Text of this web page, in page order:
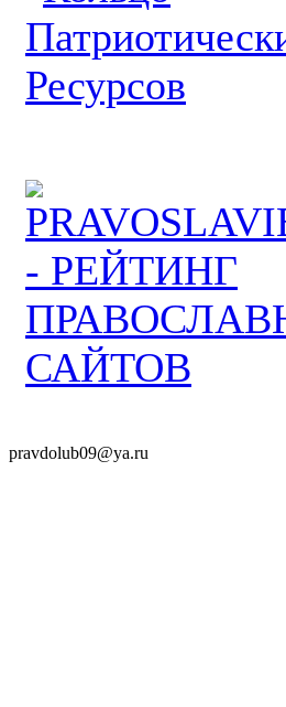
pravdolub09@ya.ru